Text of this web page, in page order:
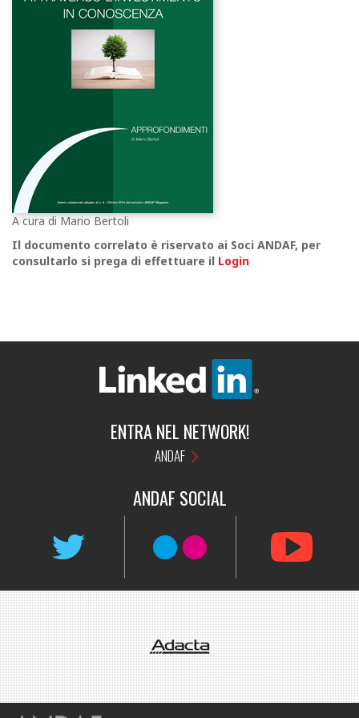
A cura di Mario Bertoli
Il documento correlato è riservato ai Soci ANDAF, per
consultarlo si prega di effettuare il Login
ENTRA NEL NETWORK!
ANDAF
ANDAF SOCIAL